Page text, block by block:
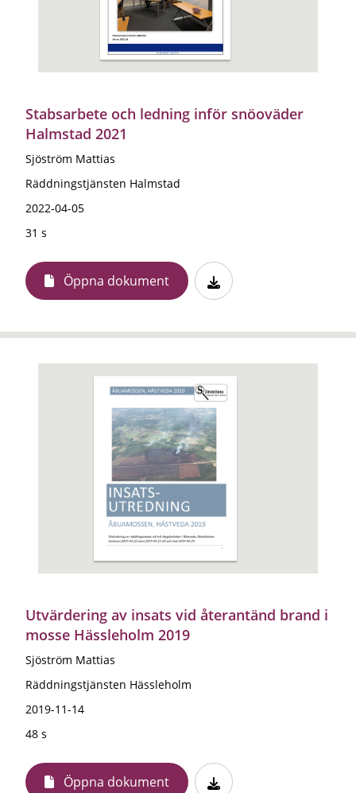
Stabsarbete och ledning inför snöoväder
Halmstad 2021
Sjöström Mattias
Räddningstjänsten Halmstad
2022-04-05
31 s
Öppna dokument
Utvärdering av insats vid återantänd brand i
mosse Hässleholm 2019
Sjöström Mattias
Räddningstjänsten Hässleholm
2019-11-14
48 s
Öppna dokument